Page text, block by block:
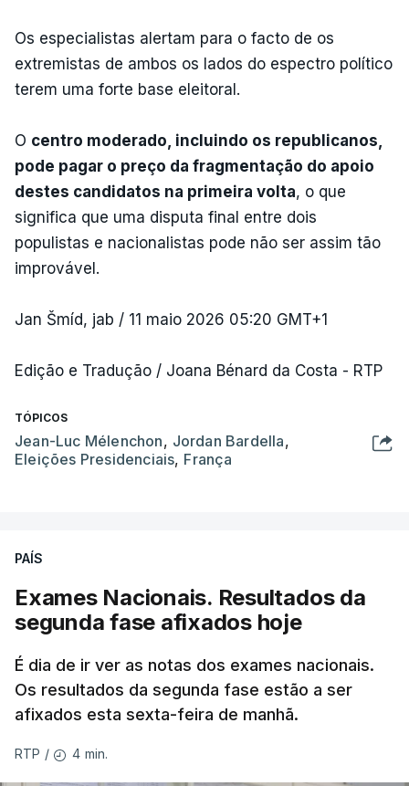
Os especialistas alertam para o facto de os
extremistas de ambos os lados do espectro político
terem uma forte base eleitoral.
O centro moderado, incluindo os republicanos,
pode pagar o preço da fragmentação do apoio
destes candidatos na primeira volta, o que
significa que uma disputa final entre dois
populistas e nacionalistas pode não ser assim tão
improvável.
Jan Šmíd, jab / 11 maio 2026 05:20 GMT+1
Edição e Tradução / Joana Bénard da Costa - RTP
TÓPICOS
Jean-Luc Mélenchon, Jordan Bardella,
Eleições Presidenciais, França
PAÍS
Exames Nacionais. Resultados da
segunda fase afixados hoje
É dia de ir ver as notas dos exames nacionais.
Os resultados da segunda fase estão a ser
afixados esta sexta-feira de manhã.
RTP / 4 min.